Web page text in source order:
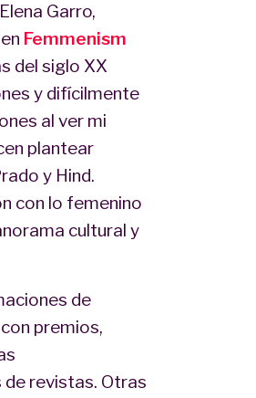
Garro,
en Femmenism
del siglo XX
y difícilmente
al ver mi
plantear
y Hind.
con lo femenino
cultural y
de
premios,
revistas. Otras